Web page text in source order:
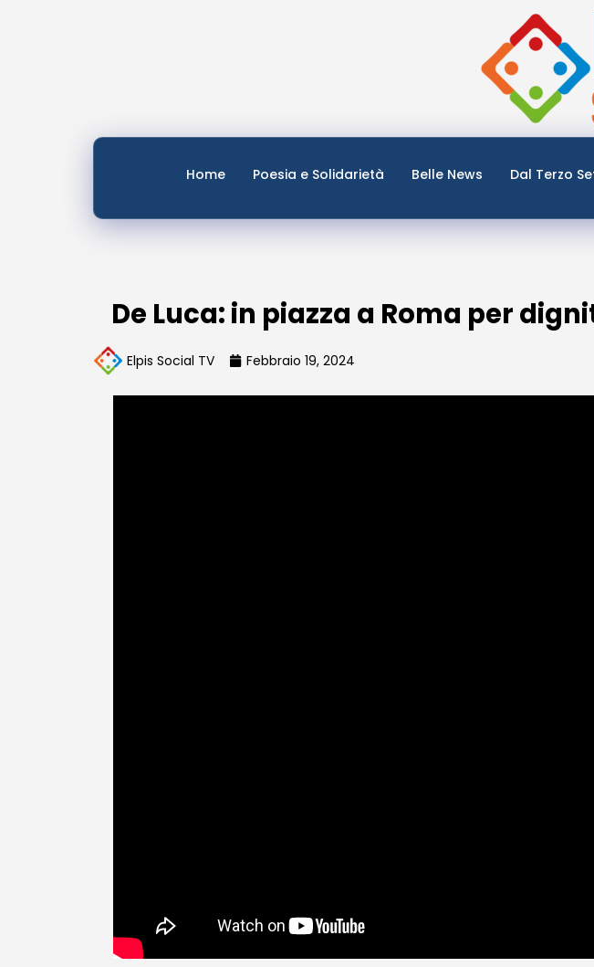
Home Poesia e Solidarietà Belle News Dal Terzo
De Luca: in piazza a Roma per
Elpis Social TV Febbraio 19, 2024